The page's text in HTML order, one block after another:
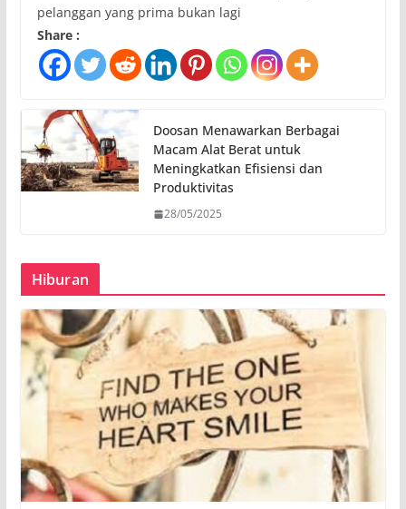
pelanggan yang prima bukan lagi
Share :
Doosan Menawarkan Berbagai
Macam Alat Berat untuk
Meningkatkan Efisiensi dan
Produktivitas
28/05/2025
Hiburan